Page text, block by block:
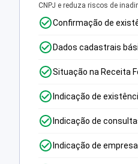
CNPJ e reduza riscos de
Confirmação de
Dados cadastrais
Situação na Receita
Indicação de
Indicação de
Indicação de